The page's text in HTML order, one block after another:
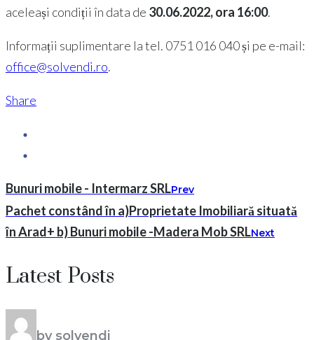
aceleași condiții în data de 30.06.2022, ora 16:00.
Informații suplimentare la tel. 0751 016 040 și pe e-mail:
office@solvendi.ro.
Share
Bunuri mobile - Intermarz SRLPrev
Pachet constând în a)Proprietate Imobiliară situată
în Arad+ b) Bunuri mobile -Madera Mob SRLNext
Latest Posts
by solvendi